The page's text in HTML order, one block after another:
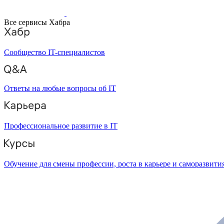
Все сервисы Хабра
Сообщество IT-специалистов
Ответы на любые вопросы об IT
Профессиональное развитие в IT
Обучение для смены профессии, роста в карьере и